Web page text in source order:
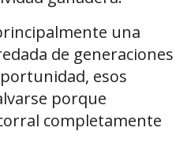
una
de generaciones
esos
porque
completamente